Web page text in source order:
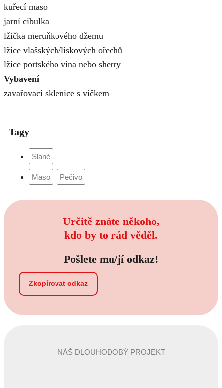
kuřecí maso
jarní cibulka
lžička meruňkového džemu
lžíce vlašských/lískových ořechů
lžíce portského vína nebo sherry
Vybavení
zavařovací sklenice s víčkem
Tagy
Určitě znáte někoho,
kdo by to rád věděl.
Pošlete mu/jí odkaz!
Zkopírovat odkaz
NÁŠ DLOUHODOBÝ PROJEKT